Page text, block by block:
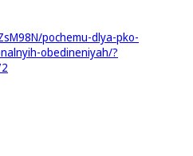
pochemu-dlya-pko-
obedineniyah/?